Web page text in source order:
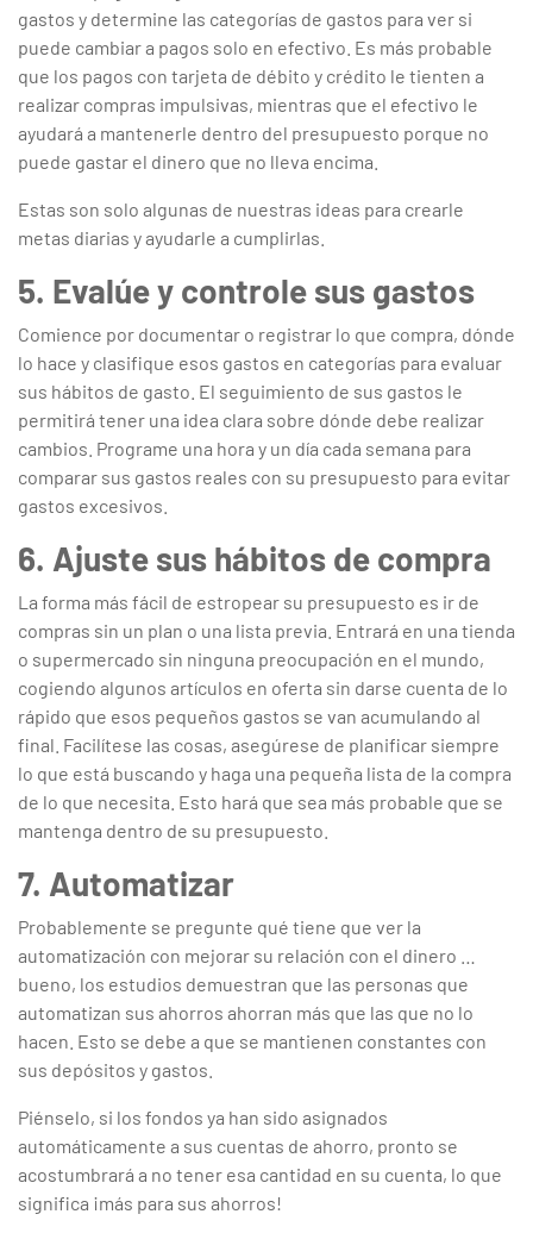
gastos y determine las categorías de gastos para ver si
puede cambiar a pagos solo en efectivo. Es más probable
que los pagos con tarjeta de débito y crédito le tienten a
realizar compras impulsivas, mientras que el efectivo le
ayudará a mantenerle dentro del presupuesto porque no
puede gastar el dinero que no lleva encima.
Estas son solo algunas de nuestras ideas para crearle
metas diarias y ayudarle a cumplirlas.
5. Evalúe y controle sus gastos
Comience por documentar o registrar lo que compra, dónde
lo hace y clasifique esos gastos en categorías para evaluar
sus hábitos de gasto. El seguimiento de sus gastos le
permitirá tener una idea clara sobre dónde debe realizar
cambios. Programe una hora y un día cada semana para
comparar sus gastos reales con su presupuesto para evitar
gastos excesivos.
6. Ajuste sus hábitos de compra
La forma más fácil de estropear su presupuesto es ir de
compras sin un plan o una lista previa. Entrará en una tienda
o supermercado sin ninguna preocupación en el mundo,
cogiendo algunos artículos en oferta sin darse cuenta de lo
rápido que esos pequeños gastos se van acumulando al
final. Facilítese las cosas, asegúrese de planificar siempre
lo que está buscando y haga una pequeña lista de la compra
de lo que necesita. Esto hará que sea más probable que se
mantenga dentro de su presupuesto.
7. Automatizar
Probablemente se pregunte qué tiene que ver la
automatización con mejorar su relación con el dinero …
bueno, los estudios demuestran que las personas que
automatizan sus ahorros ahorran más que las que no lo
hacen. Esto se debe a que se mantienen constantes con
sus depósitos y gastos.
Piénselo, si los fondos ya han sido asignados
automáticamente a sus cuentas de ahorro, pronto se
acostumbrará a no tener esa cantidad en su cuenta, lo que
significa ¡más para sus ahorros!